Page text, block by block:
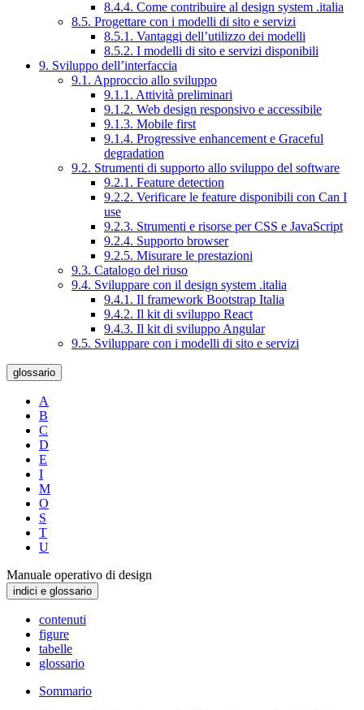
8.4.4. Come contribuire al design system .italia
8.5. Progettare con i modelli di sito e servizi
8.5.1. Vantaggi dell’utilizzo dei modelli
8.5.2. I modelli di sito e servizi disponibili
9. Sviluppo dell’interfaccia
9.1. Approccio allo sviluppo
9.1.1. Attività preliminari
9.1.2. Web design responsivo e accessibile
9.1.3. Mobile first
9.1.4. Progressive enhancement e Graceful
degradation
9.2. Strumenti di supporto allo sviluppo del software
9.2.1. Feature detection
9.2.2. Verificare le feature disponibili con Can I
use
9.2.3. Strumenti e risorse per CSS e JavaScript
9.2.4. Supporto browser
9.2.5. Misurare le prestazioni
9.3. Catalogo del riuso
9.4. Sviluppare con il design system .italia
9.4.1. Il framework Bootstrap Italia
9.4.2. Il kit di sviluppo React
9.4.3. Il kit di sviluppo Angular
9.5. Sviluppare con i modelli di sito e servizi
glossario
A
B
C
D
E
I
M
O
S
T
U
Manuale operativo di design
indici e glossario
contenuti
figure
tabelle
glossario
Sommario